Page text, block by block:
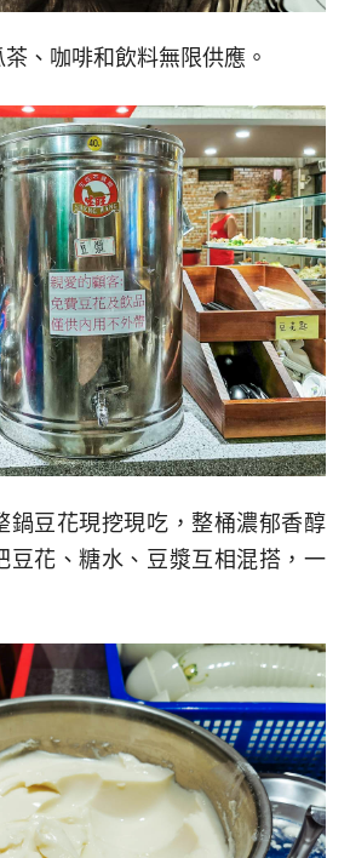
、咖啡和飲料無限供應。
鍋豆花現挖現吃，整桶濃郁香醇
豆花、糖水、豆漿互相混搭，一